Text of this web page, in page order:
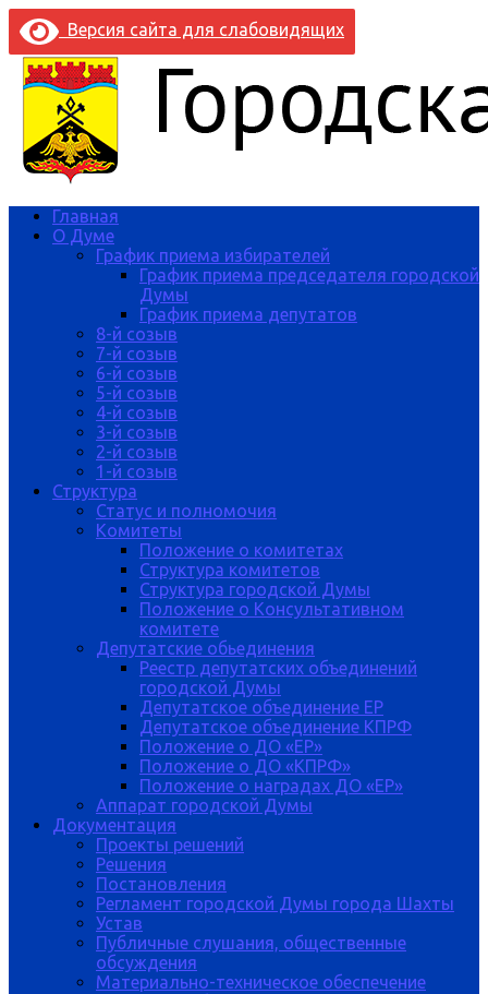
Версия сайта для слабовидящих
Главная
О Думе
График приема избирателей
График приема председателя городской
Думы
График приема депутатов
8-й созыв
7-й созыв
6-й созыв
5-й созыв
4-й созыв
3-й созыв
2-й созыв
1-й созыв
Структура
Статус и полномочия
Комитеты
Положение о комитетах
Структура комитетов
Структура городской Думы
Положение о Консультативном
комитете
Депутатские обьединения
Реестр депутатских объединений
городской Думы
Депутатское объединение ЕР
Депутатское объединение КПРФ
Положение о ДО «ЕР»
Положение о ДО «КПРФ»
Положение о наградах ДО «ЕР»
Аппарат городской Думы
Документация
Проекты решений
Решения
Постановления
Регламент городской Думы города Шахты
Устав
Публичные слушания, общественные
обсуждения
Материально-техническое обеспечение